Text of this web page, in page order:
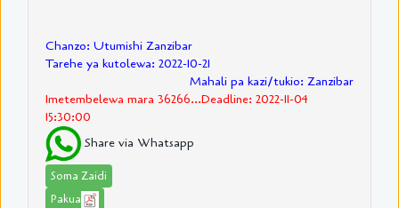
Chanzo: Utumishi Zanzibar
Tarehe ya kutolewa: 2022-10-21
Mahali pa kazi/tukio: Zanzibar
Imetembelewa mara 36266...Deadline: 2022-11-04
15:30:00
Share via Whatsapp
Soma Zaidi
Pakua